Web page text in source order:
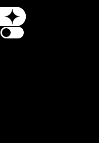
Switch theme